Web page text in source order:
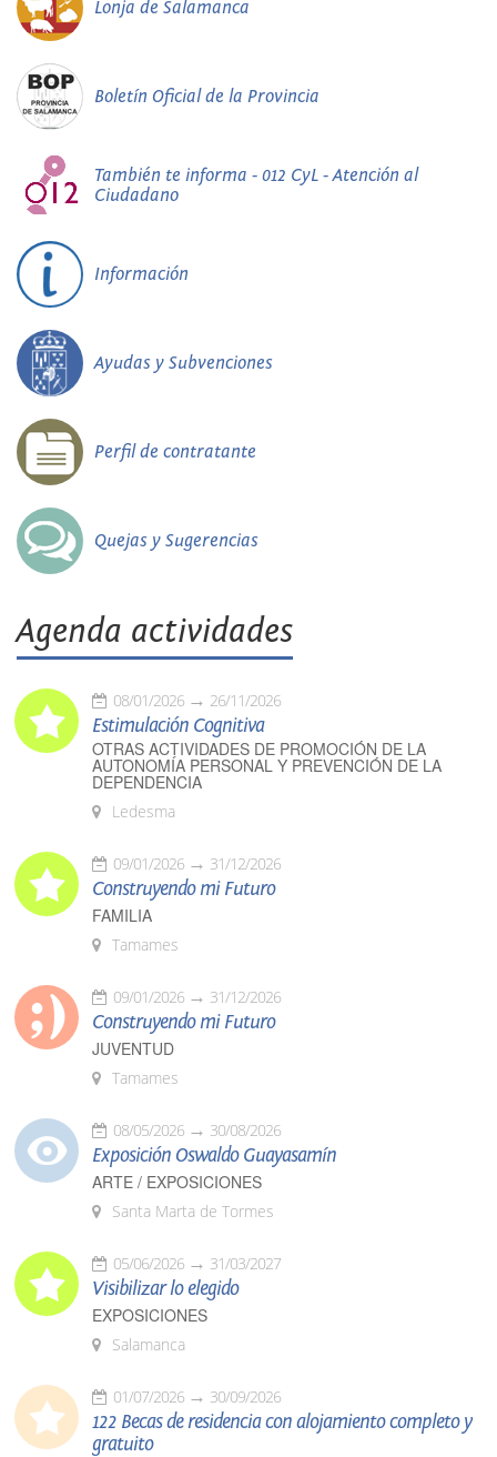
Lonja de Salamanca
Boletín Oficial de la Provincia
También te informa - 012 CyL - Atención al
Ciudadano
Información
Ayudas y Subvenciones
Perfil de contratante
Quejas y Sugerencias
Agenda actividades
08/01/2026 26/11/2026
Estimulación Cognitiva
OTRAS ACTIVIDADES DE PROMOCIÓN DE LA
AUTONOMÍA PERSONAL Y PREVENCIÓN DE LA
DEPENDENCIA
Ledesma
09/01/2026 31/12/2026
Construyendo mi Futuro
FAMILIA
Tamames
09/01/2026 31/12/2026
Construyendo mi Futuro
JUVENTUD
Tamames
08/05/2026 30/08/2026
Exposición Oswaldo Guayasamín
ARTE / EXPOSICIONES
Santa Marta de Tormes
05/06/2026 31/03/2027
Visibilizar lo elegido
EXPOSICIONES
Salamanca
01/07/2026 30/09/2026
122 Becas de residencia con alojamiento completo y
gratuito